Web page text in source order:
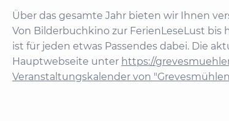
Über das gesamte Jahr bieten wir Ihnen
Von Bilderbuchkino zur FerienLeseLust
ist für jeden etwas Passendes dabei. Die
Hauptwebseite unter https://
Veranstaltungskalender von